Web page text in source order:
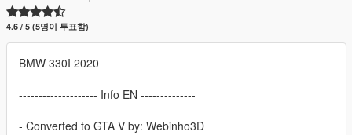
4.6 / 5 (5명이 투표함)
BMW 330I 2020
-------------------- Info EN --------------
- Converted to GTA V by: Webinho3D